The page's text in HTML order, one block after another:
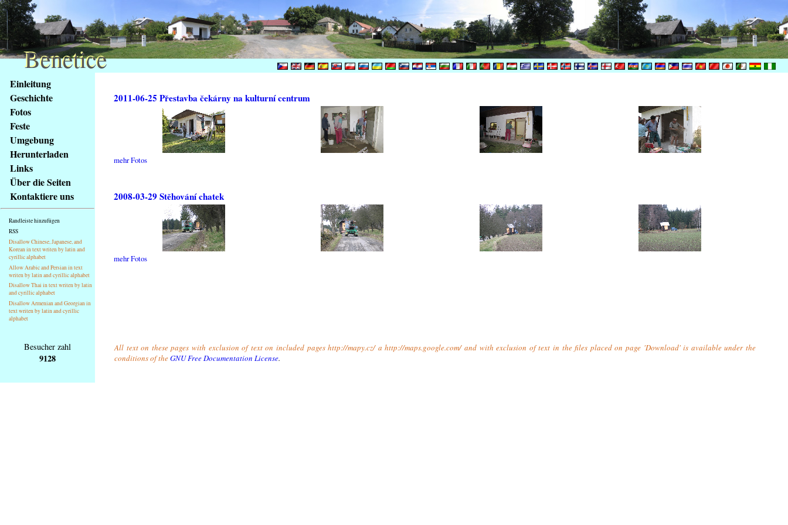
obsah
stránky
Klávesové
zkratky
tomto
webu
základní
Hlavní
strana
Einleitung
Geschichte
Fotos
Feste
Umgebung
Herunterladen
Links
Über die Seiten
Kontaktiere uns
Randleiste hinzufügen
RSS
Disallow Chinese, Japanese, and
Korean in text writen by latin and
cyrillic alphabet
Allow Arabic and Persian in text
writen by latin and cyrillic alphabet
Disallow Thai in text writen by latin
and cyrillic alphabet
Disallow Armenian and Georgian in
text writen by latin and cyrillic
alphabet
2011-06-25 Přestavba čekárny na kulturní centrum
mehr Fotos
2008-03-29 Stěhování chatek
mehr Fotos
Besucher zahl
9128
All text on these pages with exclusion of text on included pages http://mapy.cz/ a http://maps.google.com/ and with exclusion of text in the files placed on page 'Download' is available under the
conditions of theGNU Free Documentation License.
Benetice
Benetice